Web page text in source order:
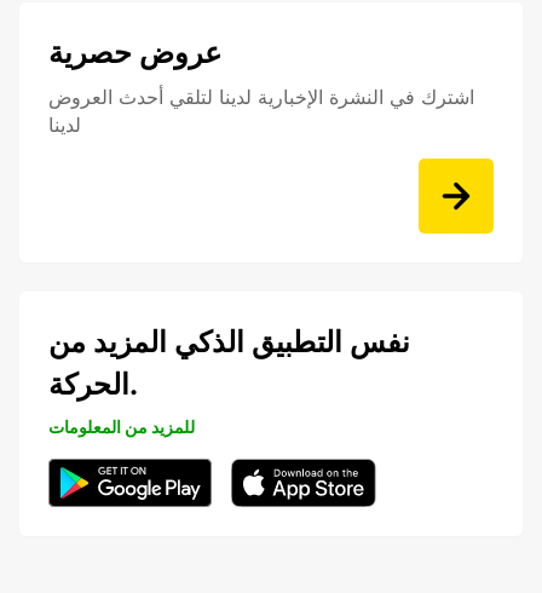
عروض حصرية
اشترك في النشرة الإخبارية لدينا لتلقي أحدث العروض
لدينا
نفس التطبيق الذكي المزيد من
الحركة.
للمزيد من المعلومات